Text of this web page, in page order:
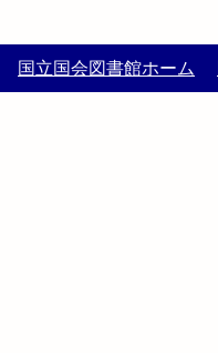
国立国会図書館ホーム